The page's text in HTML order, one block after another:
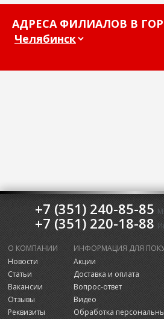
АДРЕСА ФИЛИАЛОВ В
+7 (351) 240-85-85
+7 (351) 220-18-88
О КОМПАНИИ
Новости
Статьи
Вакансии
Отзывы
Реквизиты
ИНФОРМАЦИЯ ДЛЯ
Акции
Доставка и оплата
Вопрос-ответ
Видео
Обработка